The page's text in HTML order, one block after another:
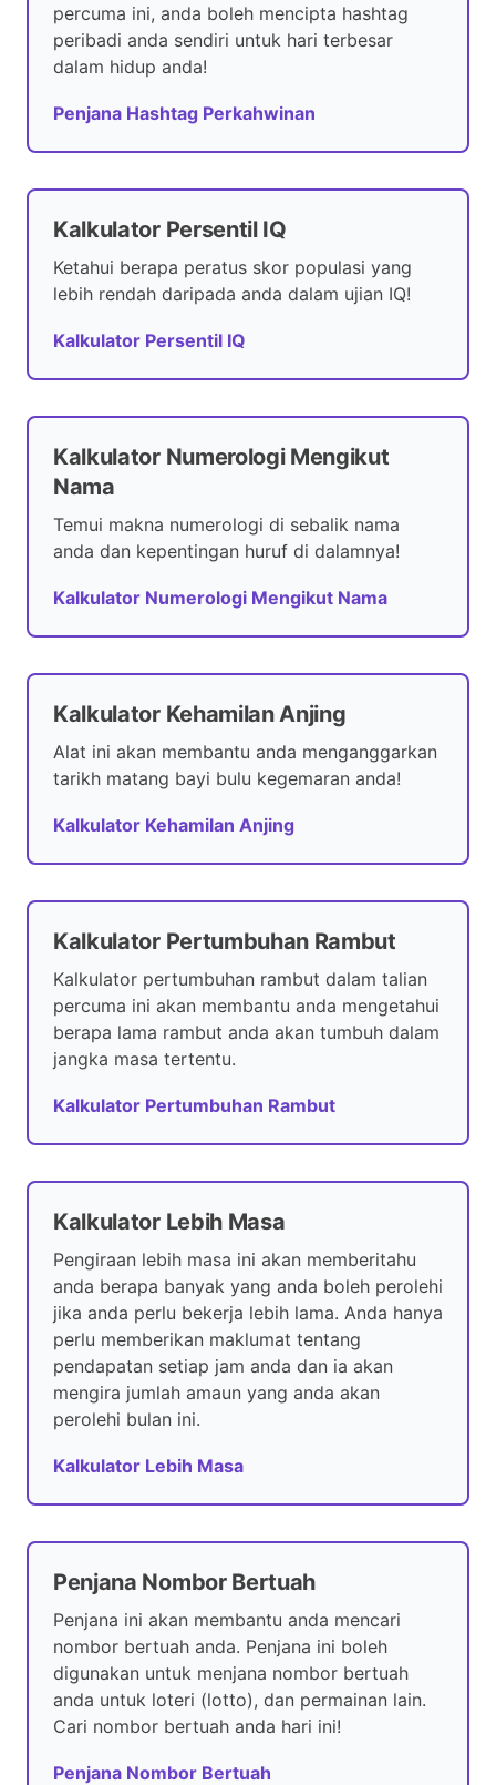
percuma ini, anda boleh mencipta hashtag
peribadi anda sendiri untuk hari terbesar
dalam hidup anda!
Penjana Hashtag Perkahwinan
Kalkulator Persentil IQ
Ketahui berapa peratus skor populasi yang
lebih rendah daripada anda dalam ujian IQ!
Kalkulator Persentil IQ
Kalkulator Numerologi Mengikut
Nama
Temui makna numerologi di sebalik nama
anda dan kepentingan huruf di dalamnya!
Kalkulator Numerologi Mengikut Nama
Kalkulator Kehamilan Anjing
Alat ini akan membantu anda menganggarkan
tarikh matang bayi bulu kegemaran anda!
Kalkulator Kehamilan Anjing
Kalkulator Pertumbuhan Rambut
Kalkulator pertumbuhan rambut dalam talian
percuma ini akan membantu anda mengetahui
berapa lama rambut anda akan tumbuh dalam
jangka masa tertentu.
Kalkulator Pertumbuhan Rambut
Kalkulator Lebih Masa
Pengiraan lebih masa ini akan memberitahu
anda berapa banyak yang anda boleh perolehi
jika anda perlu bekerja lebih lama. Anda hanya
perlu memberikan maklumat tentang
pendapatan setiap jam anda dan ia akan
mengira jumlah amaun yang anda akan
perolehi bulan ini.
Kalkulator Lebih Masa
Penjana Nombor Bertuah
Penjana ini akan membantu anda mencari
nombor bertuah anda. Penjana ini boleh
digunakan untuk menjana nombor bertuah
anda untuk loteri (lotto), dan permainan lain.
Cari nombor bertuah anda hari ini!
Penjana Nombor Bertuah